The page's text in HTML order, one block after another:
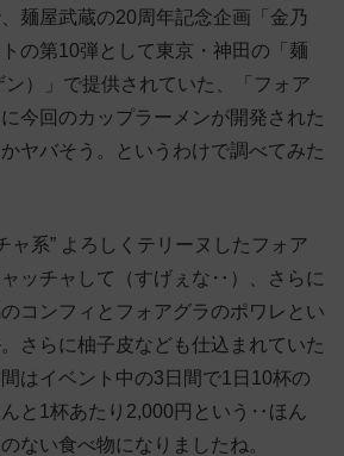
麺屋武蔵の20周年記念企画「金乃
の第10弾として東京・神田の「麺
ン）」で提供されていた、「フォア
今回のカップラーメンが開発された
ヤバそう。というわけで調べてみた
ャ系” よろしくテリーヌしたフォア
ッチャして（すげぇな‥）、さらに
コンフィとフォアグラのポワレとい
さらに柚子皮なども仕込まれていた
はイベント中の3日間で1日10杯の
と1杯あたり2,000円という‥ほん
ない食べ物になりましたね。